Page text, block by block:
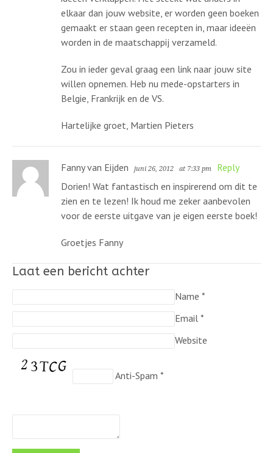
elkaar dan jouw website, er worden geen boeken
gemaakt er staan geen recepten in, maar ideeën
worden in de maatschappij verzameld.
Zou in ieder geval graag een link naar jouw site
willen opnemen. Heb nu mede-opstarters in
Belgie, Frankrijk en de VS.
Hartelijke groet, Martien Pieters
Fanny van Eijden juni 26, 2012 at 7:33 pm
Reply
Dorien! Wat fantastisch en inspirerend om dit te
zien en te lezen! Ik houd me zeker aanbevolen
voor de eerste uitgave van je eigen eerste boek!
Groetjes Fanny
Laat een bericht achter
Name *
Email *
Website
Anti-Spam *